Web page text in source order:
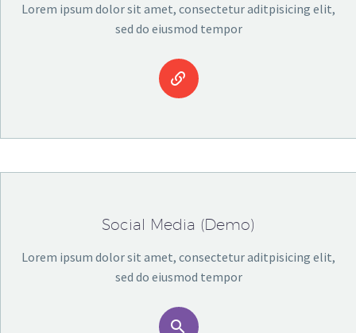
Lorem ipsum dolor sit amet, consectetur aditpisicing elit,
sed do eiusmod tempor


Social Media (Demo)
Lorem ipsum dolor sit amet, consectetur aditpisicing elit,
sed do eiusmod tempor

